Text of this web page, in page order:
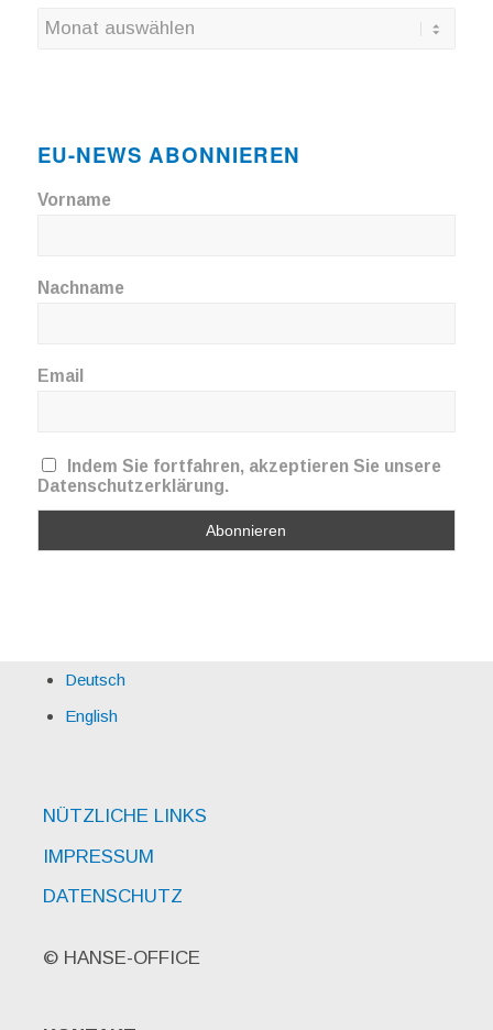
EU-NEWS ABONNIEREN
Vorname
Nachname
Email
Indem Sie fortfahren, akzeptieren Sie unsere
Datenschutzerklärung.
Deutsch
English
NÜTZLICHE LINKS
IMPRESSUM
DATENSCHUTZ
© HANSE-OFFICE